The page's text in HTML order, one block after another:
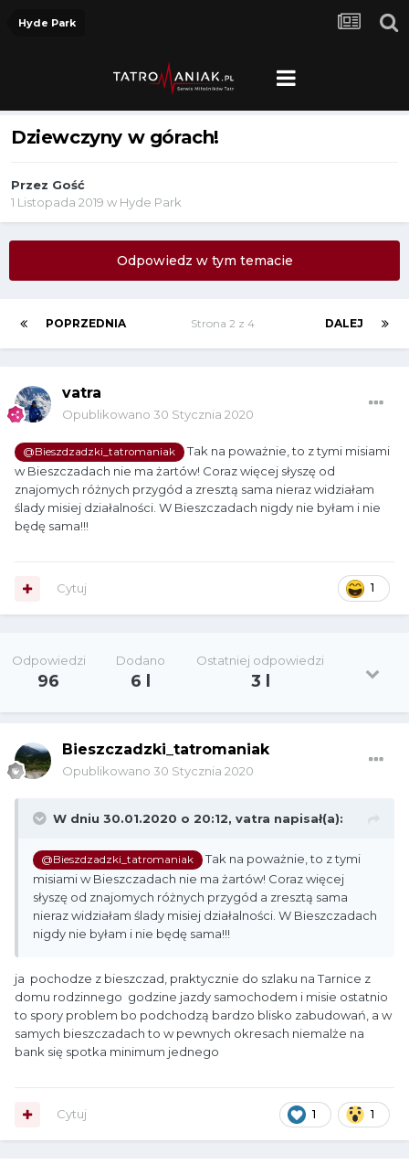
Hyde Park
Dziewczyny w górach!
Przez Gość
1 Listopada 2019 w Hyde Park
Odpowiedz w tym temacie
POPRZEDNIA DALEJ
Strona 2 z 4
vatra
Opublikowano 30 Stycznia 2020
@Bieszdzadzki_tatromaniak
Tak na poważnie, to z tymi misiami
w Bieszczadach nie ma żartów! Coraz więcej słyszę od
znajomych różnych przygód a zresztą sama nieraz widziałam
ślady misiej działalności. W Bieszczadach nigdy nie byłam i nie
będę sama!!!
1
Cytuj
Odpowiedzi
96
Dodano
6 l
Ostatniej odpowiedzi
3 l
Bieszczadzki_tatromaniak
Opublikowano 30 Stycznia 2020
W dniu 30.01.2020 o 20:12, vatra napisał(a):
@Bieszdzadzki_tatromaniak
Tak na poważnie, to z tymi
misiami w Bieszczadach nie ma żartów! Coraz więcej
słyszę od znajomych różnych przygód a zresztą sama
nieraz widziałam ślady misiej działalności. W Bieszczadach
nigdy nie byłam i nie będę sama!!!
ja pochodze z bieszczad, praktycznie do szlaku na Tarnice z
domu rodzinnego godzine jazdy samochodem i misie ostatnio
to spory problem bo podchodzą bardzo blisko zabudowań, a w
samych bieszczadach to w pewnych okresach niemalże na
bank się spotka minimum jednego
1 1
Cytuj